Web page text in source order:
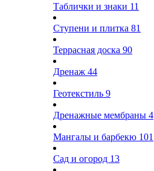
Таблички и знаки 11
Ступени и плитка 81
Террасная доска 90
Дренаж 44
Геотекстиль 9
Дренажные мембраны 4
Мангалы и барбекю 101
Сад и огород 13